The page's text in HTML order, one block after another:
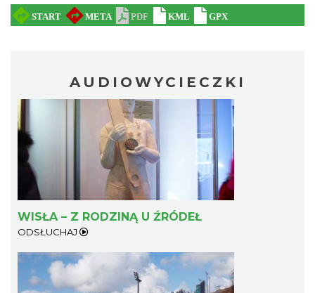
AUDIOWYCIECZKI
WISŁA – Z RODZINĄ U ŹRÓDEŁ
ODSŁUCHAJ